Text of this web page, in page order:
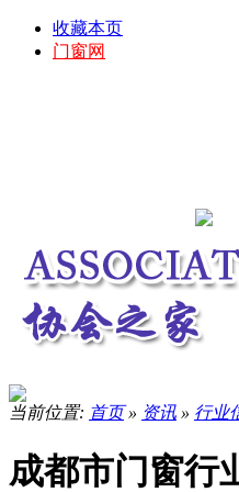
收藏本页
门窗网
当前位置: 首页» 资讯 » 行业
成都市门窗行